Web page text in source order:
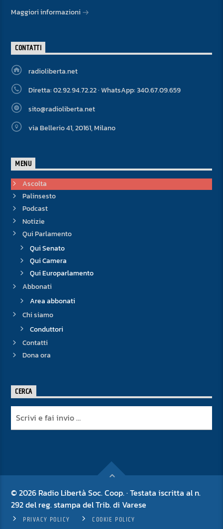
Maggiori informazioni
CONTATTI
radioliberta.net
Diretta: 02.92.94.72.22 · WhatsApp: 340.67.09.659
sito@radioliberta.net
via Bellerio 41, 20161, Milano
MENU
Ascolta
Palinsesto
Podcast
Notizie
Qui Parlamento
Qui Senato
Qui Camera
Qui Europarlamento
Abbonati
Area abbonati
Chi siamo
Conduttori
Contatti
Dona ora
CERCA
© 2026 Radio Libertà Soc. Coop. · Testata iscritta al n.
292 del reg. stampa del Trib. di Varese
PRIVACY POLICY COOKIE POLICY